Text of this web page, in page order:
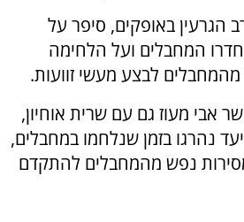
הגרעין באופקים, סיפר על
המחבלים ועל הלחימה
לבצע מעשי זוועות.
אבי מעוז גם עם שרית אוחיון,
נהרגו בזמן שנלחמו במחבלים,
מסירות נפש מהמחבלים להתקדם